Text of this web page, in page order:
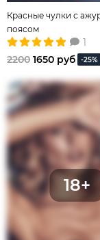
Красные чулки с
поясом
1
2200 1650 руб -25%